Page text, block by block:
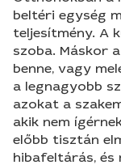
beltéri egység
teljesítmény. A
szoba. Máskor
benne, vagy
a legnagyobb
azokat a
akik nem
előbb tisztán
hibafeltárás, és